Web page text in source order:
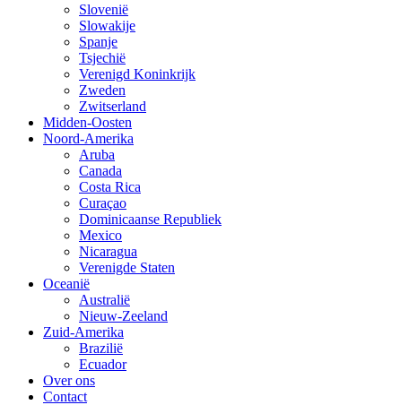
Slovenië
Slowakije
Spanje
Tsjechië
Verenigd Koninkrijk
Zweden
Zwitserland
Midden-Oosten
Noord-Amerika
Aruba
Canada
Costa Rica
Curaçao
Dominicaanse Republiek
Mexico
Nicaragua
Verenigde Staten
Oceanië
Australië
Nieuw-Zeeland
Zuid-Amerika
Brazilië
Ecuador
Over ons
Contact